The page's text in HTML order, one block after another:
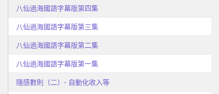
八仙過海國語字幕版第四集
八仙過海國語字幕版第三集
八仙過海國語字幕版第二集
八仙過海國語字幕版第一集
隨感數則（二）- 自動化收入等